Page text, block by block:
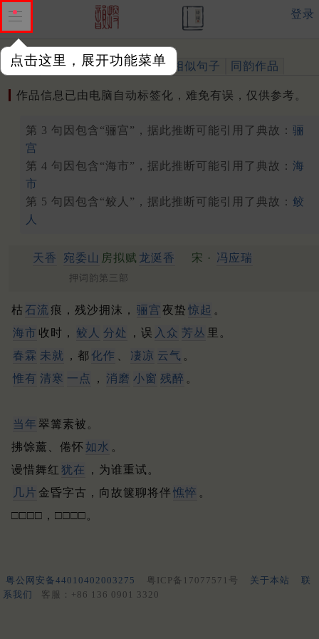
点击这里，展开功能菜单
登录
作品 标注四声 出处、引用 相似句子 同韵作品
作品信息已由电脑自动标签化，难免有误，仅供参考。
第 3 句因包含“骊宫”，据此推断可能引用了典故： 骊
宫
第 4 句因包含“海市”，据此推断可能引用了典故： 海
市
第 5 句因包含“鲛人”，据此推断可能引用了典故： 鲛
人
天香 宛委山 房拟赋 龙涎香 宋 · 冯应瑞
押词韵第三部
枯 石流 痕，残沙拥沫， 骊宫 夜蛰 惊起 。
海市 收时， 鲛人 分处 ，误 入众 芳丛 里。
春霖 未就 ，都 化作 凄凉 云气 。
惟有 清寒 一点 ， 消磨 小窗 残醉 。
当年 翠篝素被。
拂馀薰、倦怀 如水 。
谩惜舞红 犹在
，为谁重试。
几片 金昏字古，向故箧聊将伴 憔悴 。
□□□□，□□□□。
粤公网安备44010402003275 粤ICP备17077571号 关于本站
联
系我们
客服：+86 136 0901 3320